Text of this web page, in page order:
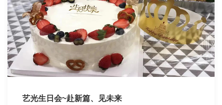
艺光生日会~赴新篇、见未来